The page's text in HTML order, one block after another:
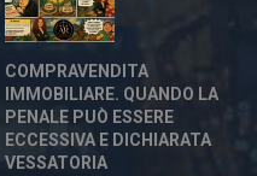
COMPRAVENDITA
IMMOBILIARE. QUANDO LA
PENALE PUÒ ESSERE
ECCESSIVA E DICHIARATA
VESSATORIA